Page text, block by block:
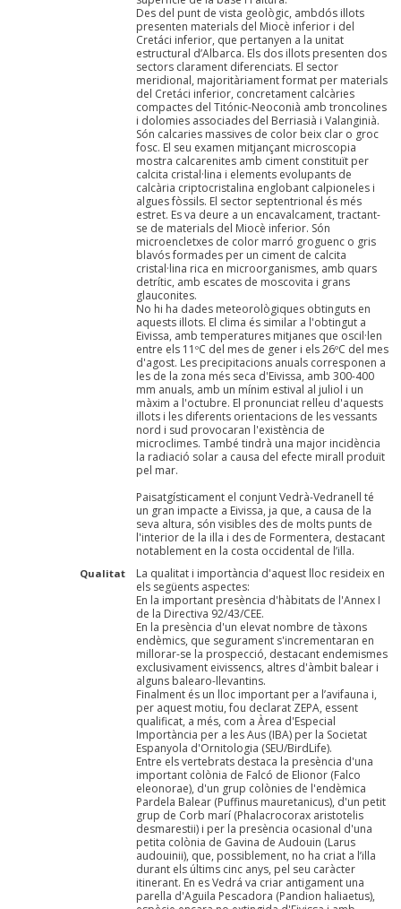
Des del punt de vista geològic, ambdós illots
presenten materials del Miocè inferior i del
Cretáci inferior, que pertanyen a la unitat
estructural d’Albarca. Els dos illots presenten dos
sectors clarament diferenciats. El sector
meridional, majoritàriament format per materials
del Cretáci inferior, concretament calcàries
compactes del Titónic-Neoconià amb troncolines
i dolomies associades del Berriasià i Valanginià.
Són calcaries massives de color beix clar o groc
fosc. El seu examen mitjançant microscopia
mostra calcarenites amb ciment constituït per
calcita cristal·lina i elements evolupants de
calcària criptocristalina englobant calpioneles i
algues fòssils. El sector septentrional és més
estret. Es va deure a un encavalcament, tractant-
se de materials del Miocè inferior. Són
microencletxes de color marró groguenc o gris
blavós formades per un ciment de calcita
cristal·lina rica en microorganismes, amb quars
detrític, amb escates de moscovita i grans
glauconites.
No hi ha dades meteorològiques obtinguts en
aquests illots. El clima és similar a l'obtingut a
Eivissa, amb temperatures mitjanes que oscil·len
entre els 11ºC del mes de gener i els 26ºC del mes
d'agost. Les precipitacions anuals corresponen a
les de la zona més seca d'Eivissa, amb 300-400
mm anuals, amb un mínim estival al juliol i un
màxim a l'octubre. El pronunciat relleu d'aquests
illots i les diferents orientacions de les vessants
nord i sud provocaran l'existència de
microclimes. També tindrà una major incidència
la radiació solar a causa del efecte mirall produït
pel mar.
Paisatgísticament el conjunt Vedrà-Vedranell té
un gran impacte a Eivissa, ja que, a causa de la
seva altura, són visibles des de molts punts de
l'interior de la illa i des de Formentera, destacant
notablement en la costa occidental de l’illa.
Qualitat
La qualitat i importància d'aquest lloc resideix en
els següents aspectes:
En la important presència d'hàbitats de l'Annex I
de la Directiva 92/43/CEE.
En la presència d'un elevat nombre de tàxons
endèmics, que segurament s'incrementaran en
millorar-se la prospecció, destacant endemismes
exclusivament eivissencs, altres d'àmbit balear i
alguns balearo-llevantins.
Finalment és un lloc important per a l’avifauna i,
per aquest motiu, fou declarat ZEPA, essent
qualificat, a més, com a Àrea d'Especial
Importància per a les Aus (IBA) per la Societat
Espanyola d'Ornitologia (SEU/BirdLife).
Entre els vertebrats destaca la presència d'una
important colònia de Falcó de Elionor (Falco
eleonorae), d'un grup colònies de l'endèmica
Pardela Balear (Puffinus mauretanicus), d'un petit
grup de Corb marí (Phalacrocorax aristotelis
desmarestii) i per la presència ocasional d'una
petita colònia de Gavina de Audouin (Larus
audouinii), que, possiblement, no ha criat a l’illa
durant els últims cinc anys, pel seu caràcter
itinerant. En es Vedrá va criar antigament una
parella d'Aguila Pescadora (Pandion haliaetus),